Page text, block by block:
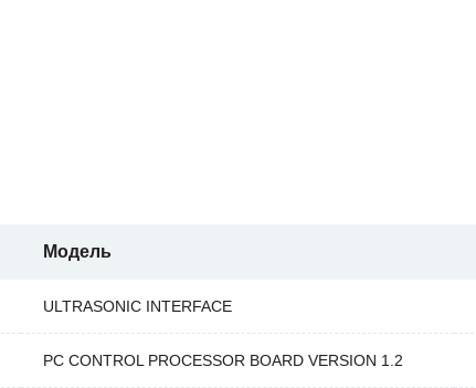
Модель
ULTRASONIC INTERFACE
PC CONTROL PROCESSOR BOARD VERSION 1.2